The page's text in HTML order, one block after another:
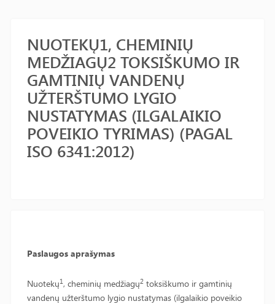
NUOTEKŲ1, CHEMINIŲ
MEDŽIAGŲ2 TOKSIŠKUMO IR
GAMTINIŲ VANDENŲ
UŽTERŠTUMO LYGIO
NUSTATYMAS (ILGALAIKIO
POVEIKIO TYRIMAS) (PAGAL
ISO 6341:2012)
Paslaugos aprašymas
Nuotekų1, cheminių medžiagų2 toksiškumo ir gamtinių
vandenų užterštumo lygio nustatymas (ilgalaikio poveikio